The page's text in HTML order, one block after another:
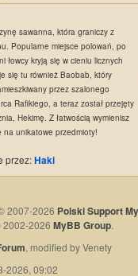
sawanna, która graniczy z
Popularne miejsce polowań, po
łowcy kryją się w cieniu licznych
się tu również Baobab, który
przez szalonego
Rafikiego, a teraz został przejęty
Hekimę. Z łatwością wymienisz
na unikatowe przedmioty!
przez:Haki
2007-2026 Polski Support
2002-2026 MyBB Group.
, modified by Venety
2026, 09:02